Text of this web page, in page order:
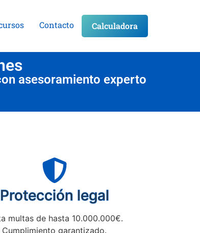
Contacto Calculadora
asesoramiento experto
Protección legal
multas de hasta 10.000.000€.
Cumplimiento garantizado.